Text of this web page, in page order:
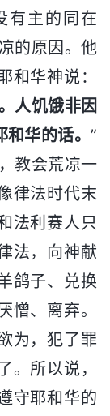
有主的同在
的原因。他
和华神说：
人饥饿非因
华的话。 ”
教会荒凉一
律法时代末
法利赛人只
法，向神献
鸽子、兑换
憎、离弃。
为，犯了罪
。所以说，
守耶和华的